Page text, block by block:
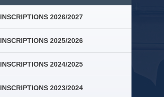
INSCRIPTIONS 2026/2027
INSCRIPTIONS 2025/2026
INSCRIPTIONS 2024/2025
INSCRIPTIONS 2023/2024